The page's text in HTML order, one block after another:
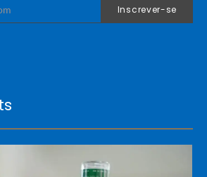
Inscrever-se